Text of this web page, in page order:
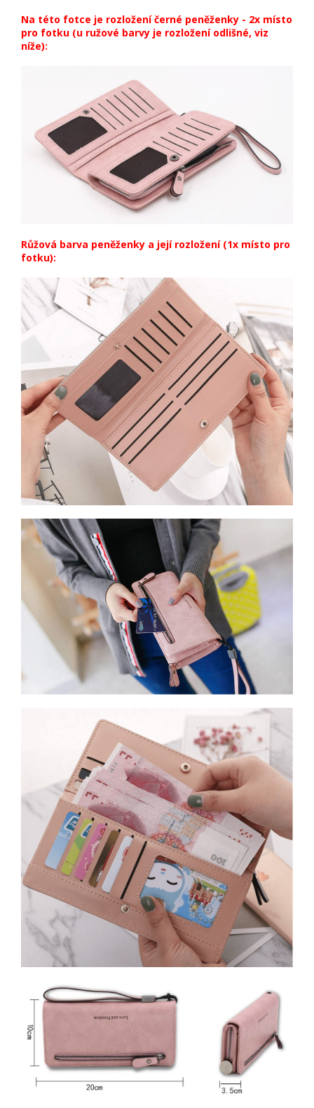
Na této fotce je rozložení černé peněženky - 2x místo
pro fotku (u ružové barvy je rozložení odlišné, viz
níže):
Růžová barva peněženky a její rozložení (1x místo pro
fotku):